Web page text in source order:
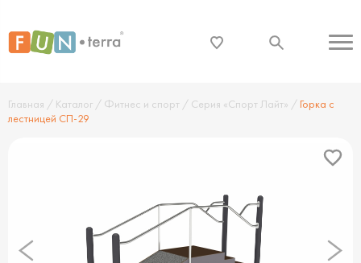
Главная / Каталог / Фитнес и спорт / Серия «Спорт Лайт» / Горка с
лестницей СП-29